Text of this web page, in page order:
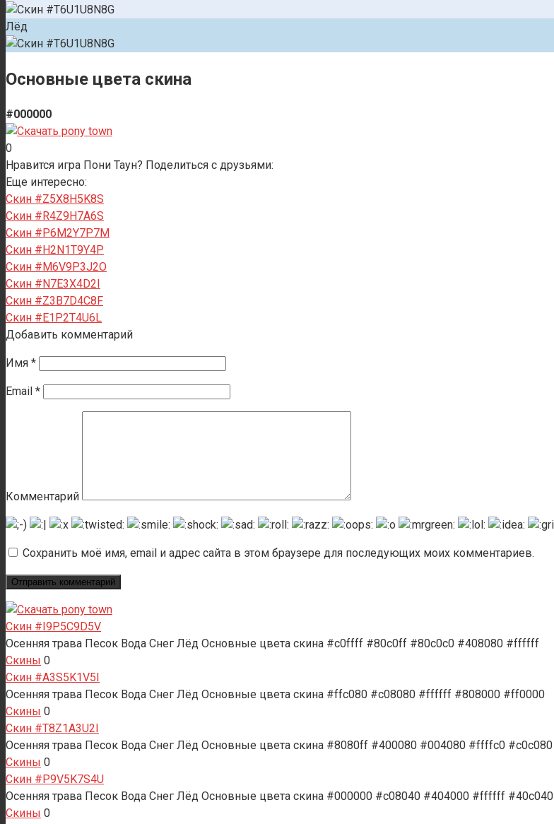
Лёд
Основные цвета скина
#000000
0
Нравится игра Пони Таун? Поделиться с друзьями:
Еще интересно:
Скин #Z5X8H5K8S
Скин #R4Z9H7A6S
Скин #P6M2Y7P7M
Скин #H2N1T9Y4P
Скин #M6V9P3J2O
Скин #N7E3X4D2I
Скин #Z3B7D4C8F
Скин #E1P2T4U6L
Добавить комментарий
Имя *
Email *
Комментарий
Сохранить моё имя, email и адрес сайта в этом браузере для последующих моих комментариев.
Скин #I9P5C9D5V
Осенняя трава Песок Вода Снег Лёд Основные цвета скина #c0ffff #80c0ff #80c0c0 #408080 #ffffff
Скины 0
Скин #A3S5K1V5I
Осенняя трава Песок Вода Снег Лёд Основные цвета скина #ffc080 #c08080 #ffffff #808000 #ff0000
Скины 0
Скин #T8Z1A3U2I
Осенняя трава Песок Вода Снег Лёд Основные цвета скина #8080ff #400080 #004080 #ffffc0 #c0c080
Скины 0
Скин #P9V5K7S4U
Осенняя трава Песок Вода Снег Лёд Основные цвета скина #000000 #c08040 #404000 #ffffff #40c040
Скины 0